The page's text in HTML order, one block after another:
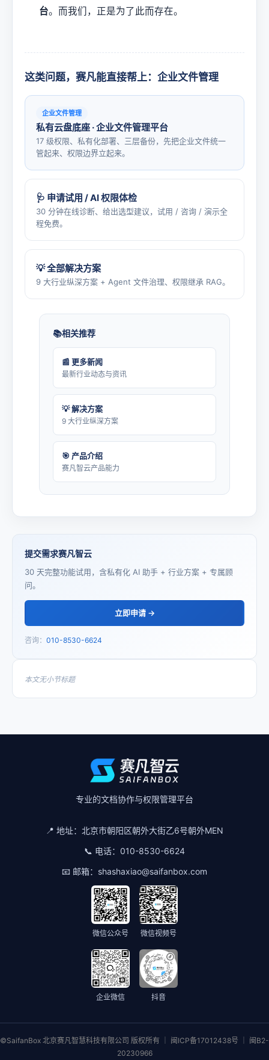
台。而我们，正是为了此而存在。
这类问题，赛凡能直接帮上：企业文件管理
企业文件管理
私有云盘底座 · 企业文件管理平台
17 级权限、私有化部署、三层备份，先把企业文件统一
管起来、权限边界立起来。
🩺 申请试用 / AI 权限体检
30 分钟在线诊断、给出选型建议，试用 / 咨询 / 演示全
程免费。
💡 全部解决方案
9 大行业纵深方案 + Agent 文件治理、权限继承 RAG。
相关推荐
📰 更多新闻
最新行业动态与资讯
💡 解决方案
9 大行业纵深方案
🎯 产品介绍
赛凡智云产品能力
提交需求赛凡智云
30 天完整功能试用，含私有化 AI 助手 + 行业方案 + 专属顾
问。
立即申请 →
咨询： 010-8530-6624
本文无小节标题
专业的文档协作与权限管理平台
📍 地址： 北京市朝阳区朝外大街乙6号朝外MEN
📞 电话： 010-8530-6624
📧 邮箱： shashaxiao@saifanbox.com
微信公众号 微信视频号
企业微信 抖音
©SaifanBox 北京赛凡智慧科技有限公司 版权所有 ｜ 闽ICP备17012438号 ｜ 闽B2-
20230966